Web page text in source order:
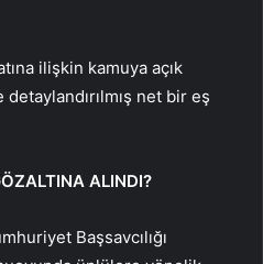
ilişkin kamuya açık
net bir eş
ALINDI?
Başsavcılığı